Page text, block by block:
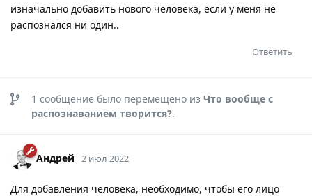
изначально добавить нового человека, если у меня не
распознался ни один..
Ответить
1 сообщение было перемещено из Что вообще с
распознаванием творится?.
Андрей 2 июл 2022
Для добавления человека, необходимо, чтобы его лицо